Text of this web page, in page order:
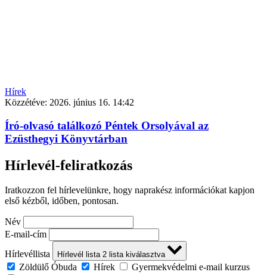
Hírek
Közzétéve: 2026. június 16. 14:42
Író-olvasó találkozó Péntek Orsolyával az
Ezüsthegyi Könyvtárban
Hírlevél-feliratkozás
Iratkozzon fel hírlevelünkre, hogy naprakész információkat kapjon
első kézből, időben, pontosan.
Név
E-mail-cím
Hírlevéllista
Hírlevél lista 2 lista kiválasztva
Zöldülő Óbuda Hírek
Gyermekvédelmi e-mail kurzus